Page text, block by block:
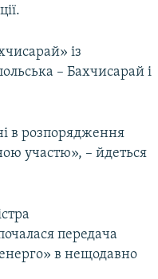
із
– Бахчисарай і
в розпорядження
участю», – йдеться
передача
в нещодавно